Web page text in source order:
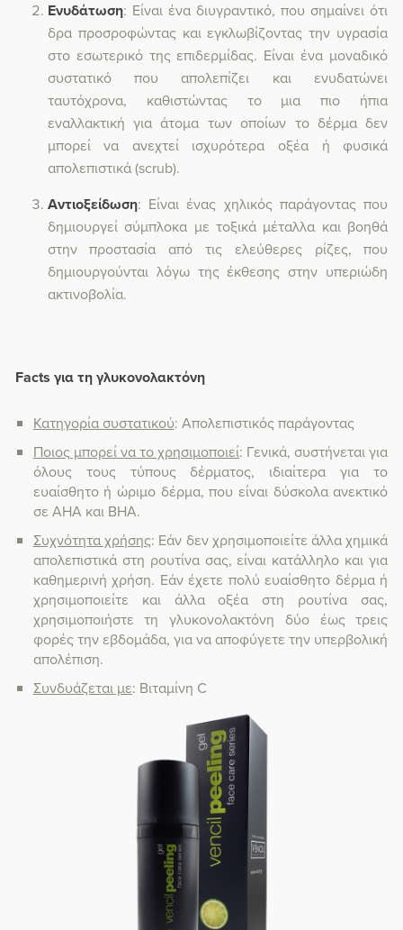
Ενυδάτωση: Είναι ένα διυγραντικό, που σημαίνει ότι
δρα προσροφώντας και εγκλωβίζοντας την υγρασία
στο εσωτερικό της επιδερμίδας. Είναι ένα μοναδικό
συστατικό που απολεπίζει και ενυδατώνει
ταυτόχρονα, καθιστώντας το μια πιο ήπια
εναλλακτική για άτομα των οποίων το δέρμα δεν
μπορεί να ανεχτεί ισχυρότερα οξέα ή φυσικά
απολεπιστικά (scrub).
Αντιοξείδωση: Είναι ένας χηλικός παράγοντας που
δημιουργεί σύμπλοκα με τοξικά μέταλλα και βοηθά
στην προστασία από τις ελεύθερες ρίζες, που
δημιουργούνται λόγω της έκθεσης στην υπεριώδη
ακτινοβολία.
Facts για τη γλυκονολακτόνη
Κατηγορία συστατικού: Απολεπιστικός παράγοντας
Ποιος μπορεί να το χρησιμοποιεί: Γενικά, συστήνεται για
όλους τους τύπους δέρματος, ιδιαίτερα για το
ευαίσθητο ή ώριμο δέρμα, που είναι δύσκολα ανεκτικό
σε AHA και BHA.
Συχνότητα χρήσης: Εάν δεν χρησιμοποιείτε άλλα χημικά
απολεπιστικά στη ρουτίνα σας, είναι κατάλληλο και για
καθημερινή χρήση. Εάν έχετε πολύ ευαίσθητο δέρμα ή
χρησιμοποιείτε και άλλα οξέα στη ρουτίνα σας,
χρησιμοποιήστε τη γλυκονολακτόνη δύο έως τρεις
φορές την εβδομάδα, για να αποφύγετε την υπερβολική
απολέπιση.
Συνδυάζεται με: Βιταμίνη C